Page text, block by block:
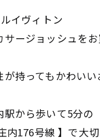
ルイヴィトン
サージョッシュを
持ってもかわい
駅から歩いて5分の
内176号線 】で大